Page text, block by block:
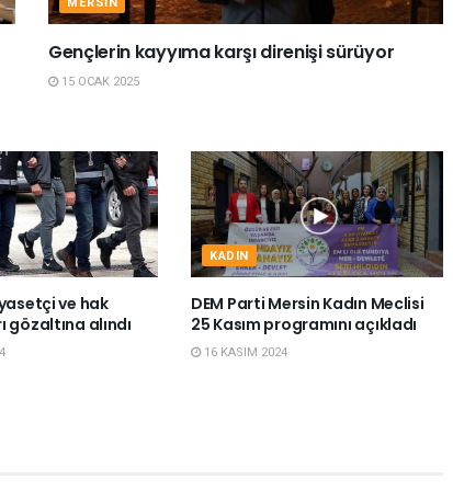
Gençlerin kayyıma karşı direnişi sürüyor
15 OCAK 2025
ve hak
gözaltına alındı
KADIN
DEM Parti Mersin Kadın Meclisi
25 Kasım programını açıkladı
16 KASIM 2024